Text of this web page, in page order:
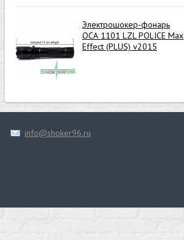
Электрошокер-фонарь
ОСА 1101 LZL POLICE Max
Effect (PLUS) v2015
info@shoker96.ru